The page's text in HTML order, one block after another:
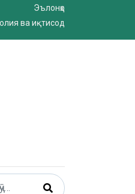
Эълонҳо
ва иқтисод